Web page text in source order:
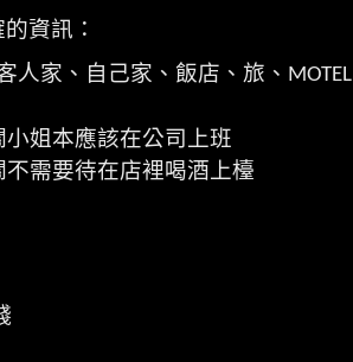
資訊：
人家、自己家、飯店、旅、 MOTEL
姐本應該在公司上班
需要待在店裡喝酒上檯